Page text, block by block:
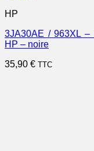
HP
3JA30AE / 963XL –
HP – noire
35,90 € TTC